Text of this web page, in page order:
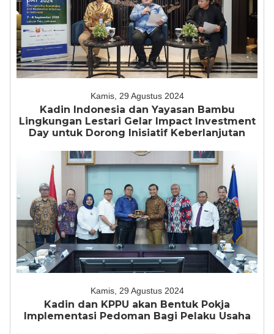
Kamis, 29 Agustus 2024
Kadin Indonesia dan Yayasan Bambu
Lingkungan Lestari Gelar Impact Investment
Day untuk Dorong Inisiatif Keberlanjutan
Kamis, 29 Agustus 2024
Kadin dan KPPU akan Bentuk Pokja
Implementasi Pedoman Bagi Pelaku Usaha